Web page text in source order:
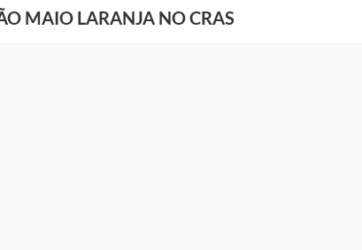
MAIO LARANJA NO CRAS